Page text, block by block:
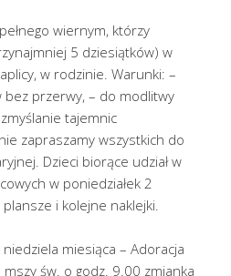
wiernym, którzy
5 dziesiątków) w
w rodzinie. Warunki: –
przerwy, – do modlitwy
tajemnic
zapraszamy wszystkich do
Dzieci biorące udział w
w poniedziałek 2
i kolejne naklejki.
niedziela miesiąca – Adoracja
św. o godz. 9.00 zmianka